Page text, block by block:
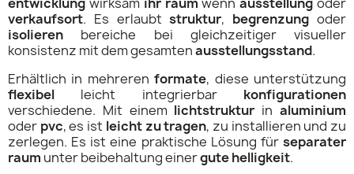
verkaufsort. Es erlaubtstruktur, begrenzung oder
isolieren bereiche bei gleichzeitiger visueller
konsistenz mit dem gesamtenausstellungsstand.
Erhältlich in mehrerenformate, diese unterstützung
flexibel leicht integrierbar konfigurationen
verschiedene. Mit einem lichtstruktur inaluminium
oder pvc, es ist leicht zu tragen, zu installieren und zu
zerlegen. Es ist eine praktische Lösung für separater
raum unter beibehaltung einergute helligkeit.